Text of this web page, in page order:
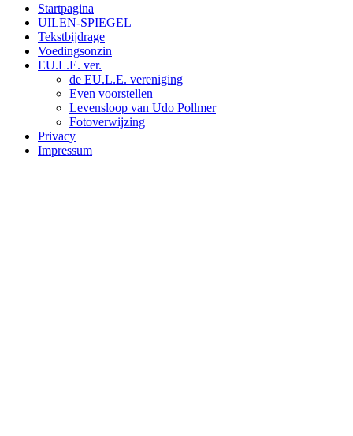
Startpagina
UILEN-SPIEGEL
Tekstbijdrage
Voedingsonzin
EU.L.E. ver.
de EU.L.E. vereniging
Even voorstellen
Levensloop van Udo Pollmer
Fotoverwijzing
Privacy
Impressum